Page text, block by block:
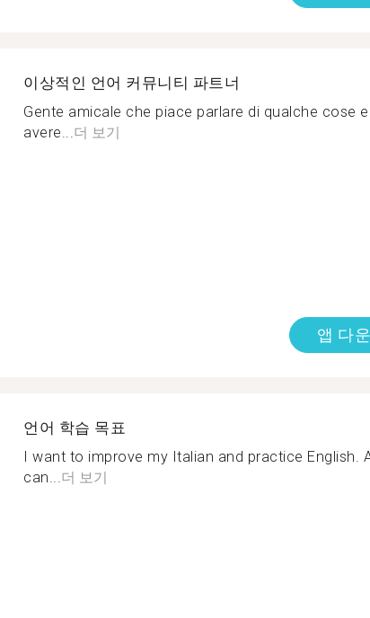
이상적인 언어 커뮤니티 파트너
Gente amicale che piace parlare di qualche cose
avere...더 보기
앱 다
언어 학습 목표
I want to improve my Italian and practice English.
can...더 보기